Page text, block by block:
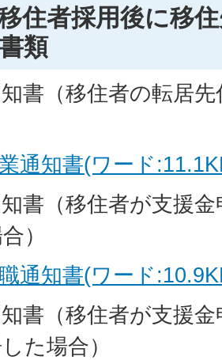
移住者採用後に移
類
書（移住者の転居
通知書(ワード
書（移住者が支援
）
通知書(ワード
書（移住者が支援
た場合）